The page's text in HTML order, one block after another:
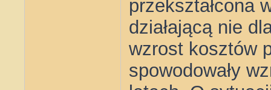
przekształcona
działającą nie
wzrost kosztów
spowodowały